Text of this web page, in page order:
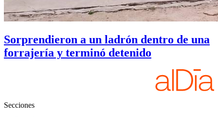
Sorprendieron a un ladrón dentro de una
forrajería y terminó detenido
Secciones